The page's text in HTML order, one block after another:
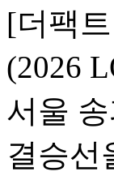
[더팩
(2026
서울
결승선